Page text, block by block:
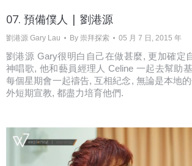
07. 預備僕人 | 劉港源
劉港源 Gary Lau By 崇拜探索 05 月 7 日, 2015 年
劉港源 Gary很明白自己在做甚麼, 更加確定
神唱歌, 他和藝員經理人 Celine 一起去幫助
每個星期會一起禱告, 互相紀念, 無論是本地
外短期宣教, 都盡力培育他們.